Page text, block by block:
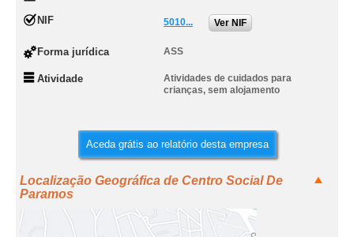
NIF 5010... Ver NIF
Forma jurídica ASS
Atividade
Atividades de cuidados para
crianças, sem alojamento
Aceda grátis ao relatório desta empresa
Localização Geográfica de Centro Social De
Paramos